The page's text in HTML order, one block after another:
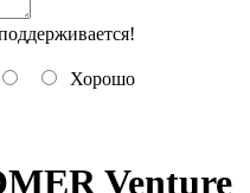
Хорошо
Venture